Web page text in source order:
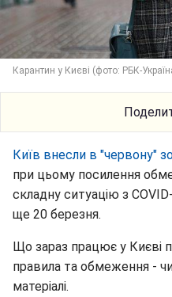
Карантин у Києві (фото: РБК-
Київ внесли в "червону"
при цьому посилення
складну ситуацію з
ще 20 березня.
Що зараз працює у Києві
правила та обмеження -
матеріалі.